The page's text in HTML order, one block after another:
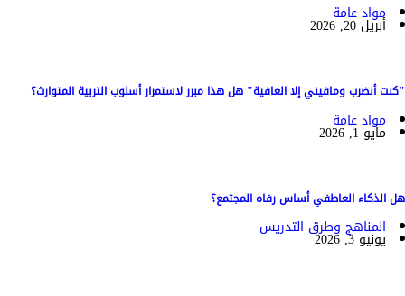
مواد عامة
أبريل 20, 2026
"كنت أنضرب ومافيني إلا العافية" هل هذا مبرر لاستمرار أسلوب التربية المتوارث؟
مواد عامة
مايو 1, 2026
هل الذكاء العاطفي أساس رفاه المجتمع؟
المناهج وطرق التدريس
يونيو 3, 2026